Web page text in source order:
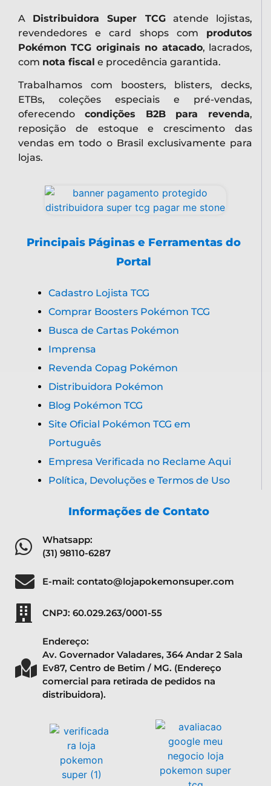
A Distribuidora Super TCGatende lojistas,
revendedores e card shops com produtos
Pokémon TCG originais no atacado, lacrados,
com nota fiscal e procedência garantida.
Trabalhamos com boosters, blisters, decks,
ETBs, coleções especiais e pré-vendas,
oferecendo condições B2B para revenda,
reposição de estoque e crescimento das
vendas em todo o Brasil exclusivamente para
lojas.
Principais Páginas e Ferramentas do
Portal
Cadastro Lojista TCG
Comprar Boosters Pokémon TCG
Busca de Cartas Pokémon
Imprensa
Revenda Copag Pokémon
Distribuidora Pokémon
Blog Pokémon TCG
Site Oficial Pokémon TCG em
Português
Empresa Verificada no Reclame Aqui
Política, Devoluções e Termos de Uso
Informações de Contato
Whatsapp:
(31) 98110-6287
E-mail: contato@lojapokemonsuper.com
CNPJ: 60.029.263/0001-55
Endereço:
Av. Governador Valadares, 364 Andar 2 Sala
Ev87, Centro de Betim / MG. (Endereço
comercial para retirada de pedidos na
distribuidora).